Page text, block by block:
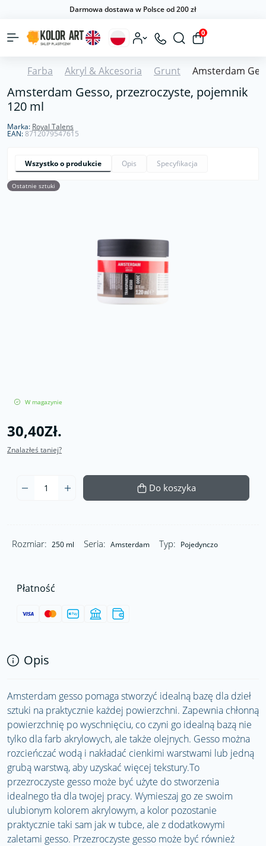
Darmowa dostawa w Polsce od 200 zł
0
Farba Akryl & Akcesoria Grunt Amsterdam
Amsterdam Gesso, przezroczyste, pojemnik
120 ml
Marka: Royal Talens
EAN:8712079547615
Wszystko o produkcie Opis Specyfikacja
Ostatnie sztuki
W magazynie
30,40Zł.
Znalazłeś taniej?
Do koszyka
Rozmiar: 250 ml Seria: Amsterdam Typ: Pojedynczo
Płatność
Opis
Amsterdam gesso pomaga stworzyć idealną bazę dla dzieł
sztuki na praktycznie każdej powierzchni. Zapewnia chłonną
powierzchnię po wyschnięciu, co czyni go idealną bazą nie
tylko dla farb akrylowych, ale także olejnych. Gesso można
rozcieńczać wodą i nakładać cienkimi warstwami lub jedną
grubą warstwą, aby uzyskać więcej tekstury.To
przezroczyste gesso może być użyte do stworzenia
idealnego tła dla twojej pracy. Wymieszaj go ze swoim
ulubionym kolorem akrylowym, a kolor pozostanie
praktycznie taki sam jak w tubce, ale z dodatkowymi
zaletami gesso. Przezroczyste gesso może być również